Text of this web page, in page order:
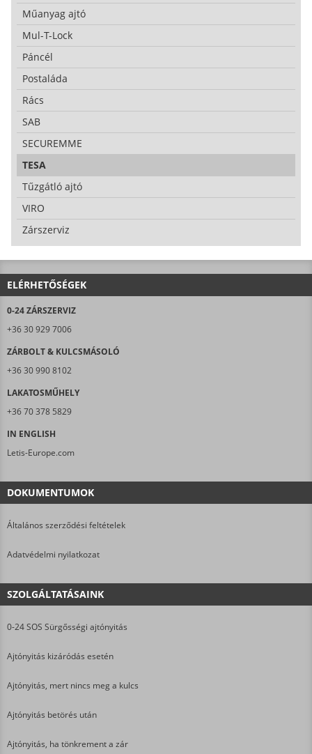
Műanyag ajtó
Mul-T-Lock
Páncél
Postaláda
Rács
SAB
SECUREMME
TESA
Tűzgátló ajtó
VIRO
Zárszerviz
ELÉRHETŐSÉGEK
0-24 ZÁRSZERVIZ
+36 30 929 7006
ZÁRBOLT & KULCSMÁSOLÓ
+36 30 990 8102
LAKATOSMŰHELY
+36 70 378 5829
IN ENGLISH
Letis-Europe.com
DOKUMENTUMOK
Általános szerződési feltételek
Adatvédelmi nyilatkozat
SZOLGÁLTATÁSAINK
0-24 SOS Sürgősségi ajtónyitás
Ajtónyitás kizáródás esetén
Ajtónyitás, mert nincs meg a kulcs
Ajtónyitás betörés után
Ajtónyitás, ha tönkrement a zár